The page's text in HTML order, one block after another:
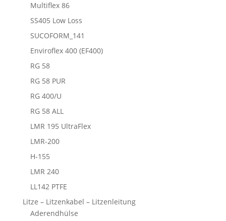
Multiflex 86
SS405 Low Loss
SUCOFORM_141
Enviroflex 400 (EF400)
RG 58
RG 58 PUR
RG 400/U
RG 58 ALL
LMR 195 UltraFlex
LMR-200
H-155
LMR 240
LL142 PTFE
Litze – Litzenkabel – Litzenleitung
Aderendhülse